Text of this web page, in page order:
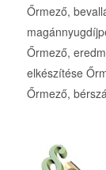
Őrmező,
Őrmező,
elkészítése
Őrmező,